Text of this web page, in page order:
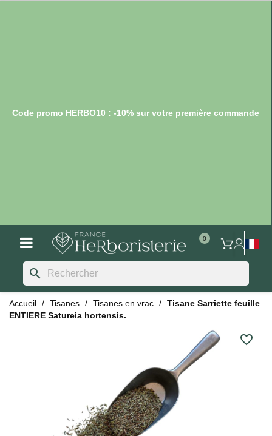
Code promo HERBO10 : -10% sur votre première commande
search
Accueil Tisanes Tisanes en vrac
Tisane Sarriette feuille
ENTIERE Satureia hortensis.
favorite_border